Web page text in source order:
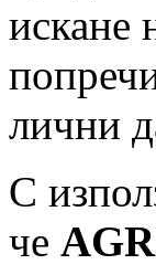
искане
лични
С
че